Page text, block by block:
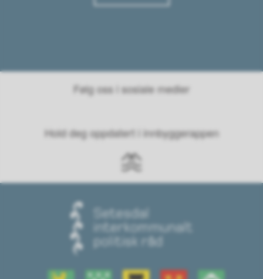
Følg oss i sosiale medier
Hold deg oppdatert i innbyggerappen